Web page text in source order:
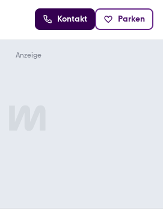
Kontakt Parken